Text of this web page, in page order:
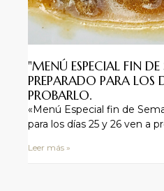
"MENÚ ESPECIAL FIN
PREPARADO PARA
PROBARLO.
«Menú Especial fin de
para los días 25 y 26 ven a
Leer más »